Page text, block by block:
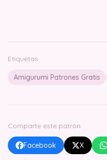
Etiquetas
Amigurumi Patrones Gratis
Comparte este patrón
Facebook X